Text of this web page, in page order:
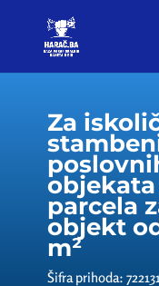
Za
parcela
objekt
m²
Šifra prihoda: